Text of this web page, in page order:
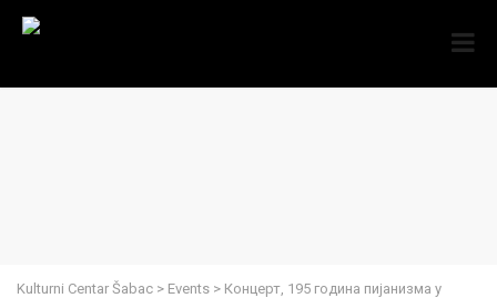
Kulturni Centar Šabac > Events > Концерт, 195 година пијанизма у